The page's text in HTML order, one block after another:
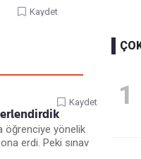
Kaydet
Kaydet
öğrenciye yönelik
erdi. Peki sınav
1